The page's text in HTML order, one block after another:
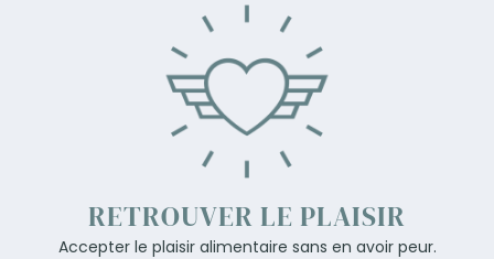
RETROUVER LE PLAISIR
Accepter le plaisir alimentaire sans en avoir peur.